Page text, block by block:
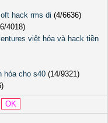
hack rms di (4/6636)
4018)
việt hóa và hack tiền
hóa cho s40 (14/9321)